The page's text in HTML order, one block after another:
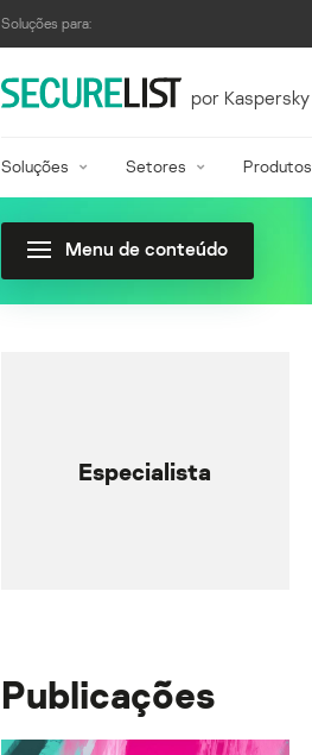
Soluções para:
por Kaspersky
Soluções Setores Produtos
Menu de conteúdo
Especialista
Publicações